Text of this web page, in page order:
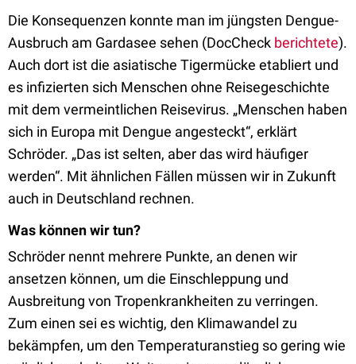
Die Konsequenzen konnte man im jüngsten Dengue-
Ausbruch am Gardasee sehen (DocCheck berichtete).
Auch dort ist die asiatische Tigermücke etabliert und
es infizierten sich Menschen ohne Reisegeschichte
mit dem vermeintlichen Reisevirus. „Menschen haben
sich in Europa mit Dengue angesteckt“, erklärt
Schröder. „Das ist selten, aber das wird häufiger
werden“. Mit ähnlichen Fällen müssen wir in Zukunft
auch in Deutschland rechnen.
Was können wir tun?
Schröder nennt mehrere Punkte, an denen wir
ansetzen können, um die Einschleppung und
Ausbreitung von Tropenkrankheiten zu verringen.
Zum einen sei es wichtig, den Klimawandel zu
bekämpfen, um den Temperaturanstieg so gering wie